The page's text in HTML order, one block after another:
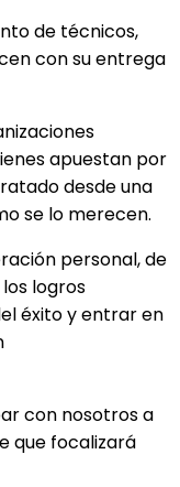
de técnicos,
con su entrega
apuestan por
desde una
se lo merecen.
personal, de
logros
éxito y entrar en
con nosotros a
que focalizará